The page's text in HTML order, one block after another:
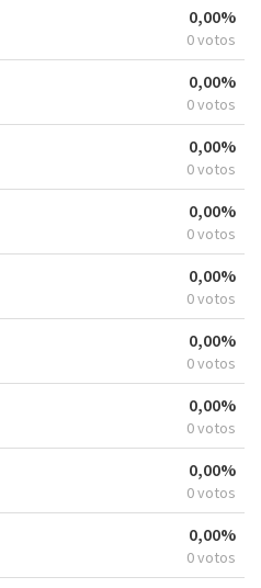
0,00%
0 votos
0,00%
0 votos
0,00%
0 votos
0,00%
0 votos
0,00%
0 votos
0,00%
0 votos
0,00%
0 votos
0,00%
0 votos
0,00%
0 votos